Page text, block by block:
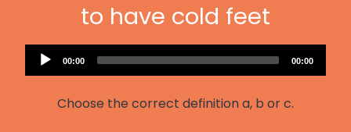
to have cold feet
Audio
Player
Current
00:00
Total
00:00
Choose the correct definition a, b or c.